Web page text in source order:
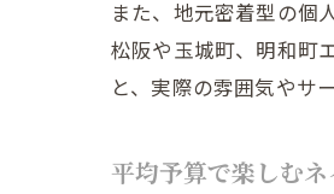
また、地元密着型の個
松阪や玉城町、明和町
と、実際の雰囲気やサ
平均予算で楽しむ